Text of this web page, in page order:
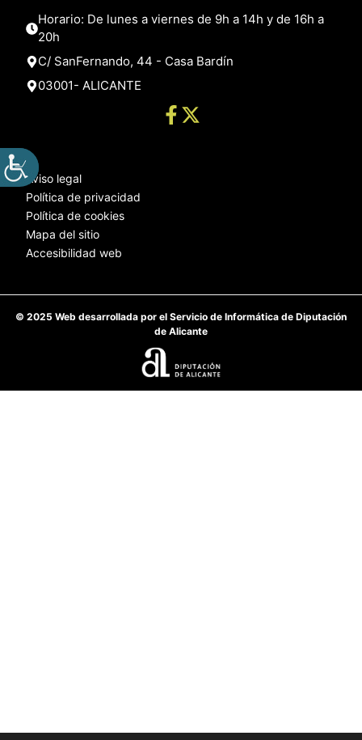
Horario: De lunes a viernes de 9h a 14h y de 16h a
20h
C/ SanFernando, 44 - Casa Bardín
03001- ALICANTE
Aviso legal
Política de privacidad
Política de cookies
Mapa del sitio
Accesibilidad web
© 2025 Web desarrollada por el Servicio de Informática de Diputación
de Alicante